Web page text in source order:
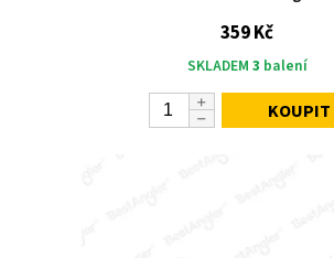
359 Kč
SKLADEM 3 balení
KOUPIT